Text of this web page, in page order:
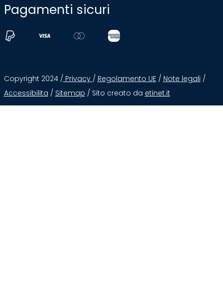
Pagamenti sicuri
Copyright 2024 /Privacy / Regolamento UE/ Note legali /
Accessibilita / Sitemap / Sito creato da etinet.it